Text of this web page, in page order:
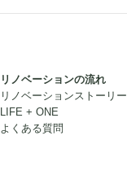
リノベーションの流れ
リノベーションストーリー
LIFE + ONE
よくある質問